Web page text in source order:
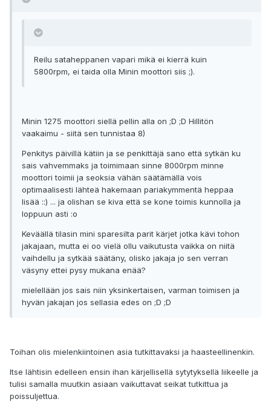
Reilu sataheppanen vapari mikä ei kierrä kuin
5800rpm, ei taida olla Minin moottori siis ;).
Minin 1275 moottori siellä pellin alla on ;D ;D Hillitön
vaakaimu - siitä sen tunnistaa 8)
Penkitys päivillä kätiin ja se penkittäjä sano että sytkän ku
sais vahvemmaks ja toimimaan sinne 8000rpm minne
moottori toimii ja seoksia vähän säätämällä vois
optimaalisesti lähteä hakemaan pariakymmentä heppaa
lisää ::) ... ja olishan se kiva että se kone toimis kunnolla ja
loppuun asti :o
Keväällä tilasin mini sparesilta parit kärjet jotka kävi tohon
jakajaan, mutta ei oo vielä ollu vaikutusta vaikka on niitä
vaihdellu ja sytkää säätäny, olisko jakaja jo sen verran
väsyny ettei pysy mukana enää?
mielellään jos sais niin yksinkertaisen, varman toimisen ja
hyvän jakajan jos sellasia edes on ;D ;D
Toihan olis mielenkiintoinen asia tutkittavaksi ja haasteellinenkin.
Itse lähtisin edelleen ensin ihan kärjellisellä sytytyksellä liikeelle ja
tulisi samalla muutkin asiaan vaikuttavat seikat tutkittua ja
poissuljettua.